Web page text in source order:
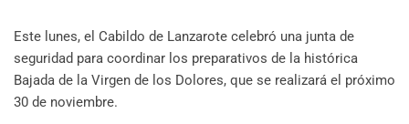
Este lunes, el Cabildo de Lanzarote celebró una junta de
seguridad para coordinar los preparativos de la histórica
Bajada de la Virgen de los Dolores, que se realizará el próximo
30 de noviembre.